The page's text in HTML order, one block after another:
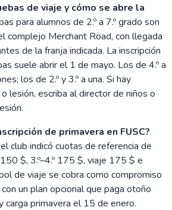
de viaje y cómo se abre la
para alumnos de 2.º a 7.º grado son
complejo Merchant Road, con llegada
de la franja indicada. La inscripción
suele abrir el 1 de mayo. Los de 4.º a
los de 2.º y 3.º a una. Si hay
lesión, escriba al director de niños o
de primavera en FUSC?
club indicó cuotas de referencia de
$, 3.º–4.º 175 $, viaje 175 $ e
de viaje se cobra como compromiso
un plan opcional que paga otoño
carga primavera el 15 de enero.